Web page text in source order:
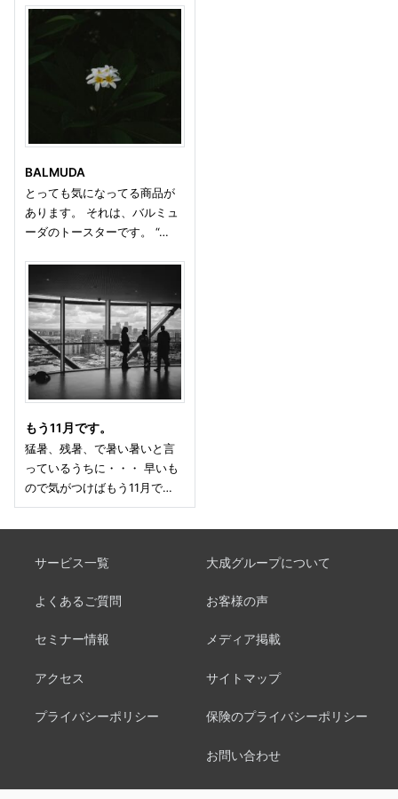
BALMUDA
とっても気になってる商品が
あります。 それは、バルミュ
ーダのトースターです。 “…
もう11月です。
猛暑、残暑、で暑い暑いと言
っているうちに・・・ 早いも
ので気がつけばもう11月で…
サービス一覧 大成グループについて
よくあるご質問 お客様の声
セミナー情報 メディア掲載
アクセス サイトマップ
プライバシーポリシー 保険のプライバシーポリシー
お問い合わせ